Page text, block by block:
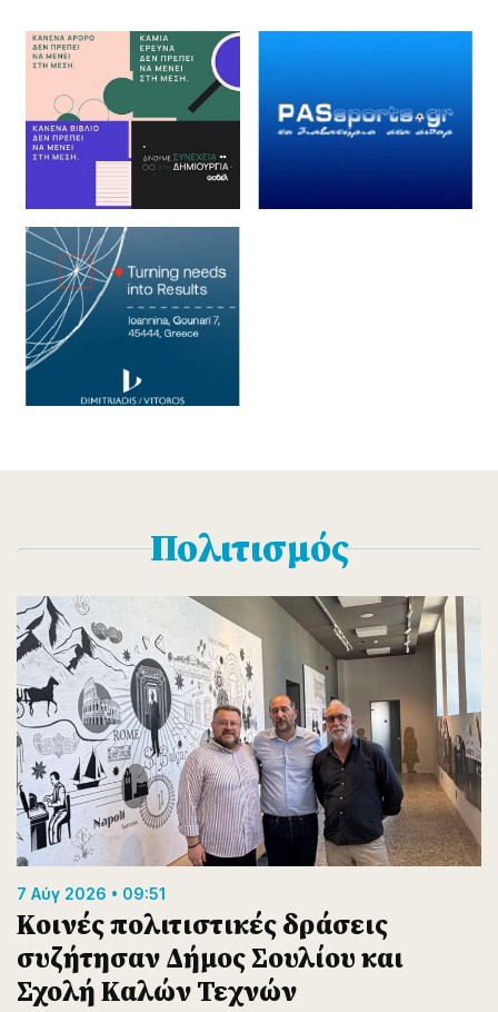
Πολιτισμός
7 Αύγ 2026 • 09:51
Κοινές πολιτιστικές δράσεις
συζήτησαν Δήμος Σουλίου και
Σχολή Καλών Τεχνών